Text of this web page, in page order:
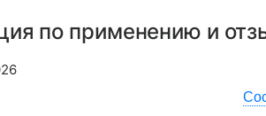
по применению и